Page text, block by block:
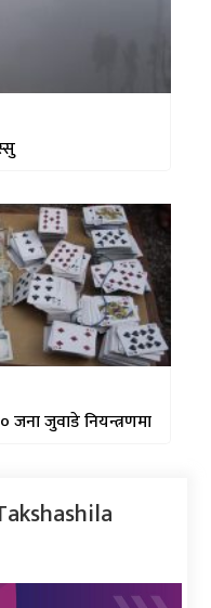
जना जुवाडे नियन्त्रणमा